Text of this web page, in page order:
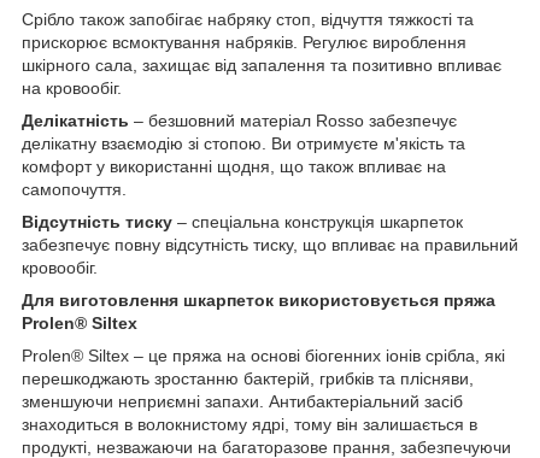
Срібло також запобігає набряку стоп, відчуття тяжкості та
прискорює всмоктування набряків. Регулює вироблення
шкірного сала, захищає від запалення та позитивно впливає
на кровообіг.
Делікатність – безшовний матеріал Rosso забезпечує
делікатну взаємодію зі стопою. Ви отримуєте м'якість та
комфорт у використанні щодня, що також впливає на
самопочуття.
Відсутність тиску – спеціальна конструкція шкарпеток
забезпечує повну відсутність тиску, що впливає на правильний
кровообіг.
Для виготовлення шкарпеток використовується пряжа
Prolen® Siltex
Prolen® Siltex – це пряжа на основі біогенних іонів срібла, які
перешкоджають зростанню бактерій, грибків та плісняви,
зменшуючи неприємні запахи. Антибактеріальний засіб
знаходиться в волокнистому ядрі, тому він залишається в
продукті, незважаючи на багаторазове прання, забезпечуючи